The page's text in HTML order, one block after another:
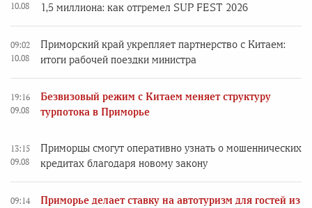
10.08
1,5 миллиона: как отгремел SUP FEST 2026
09:02
10.08
Приморский край укрепляет партнерство с Китаем:
итоги рабочей поездки министра
19:16
09.08
Безвизовый режим с Китаем меняет структуру
турпотока в Приморье
13:15
09.08
Приморцы смогут оперативно узнать о мошеннических
кредитах благодаря новому закону
09:14
Приморье делает ставку на автотуризм для гостей из